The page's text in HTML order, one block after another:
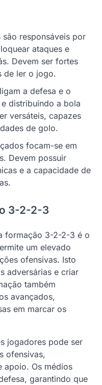
são responsáveis por
ataques e
Devem ser fortes
de ler o jogo.
a defesa e o
distribuindo a bola
versáteis, capazes
de golo.
focam-se em
Devem possuir
e a capacidade de
3-2-2-3
formação 3-2-2-3 é o
um elevado
ofensivas. Isto
adversárias e criar
também
avançados,
em marcar os
jogadores pode ser
ofensivas,
apoio. Os médios
garantindo que